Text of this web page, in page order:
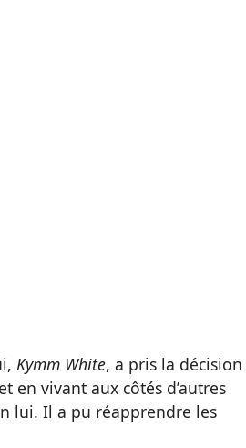
Kymm White, a pris la décision
en vivant aux côtés d’autres
lui. Il a pu réapprendre les